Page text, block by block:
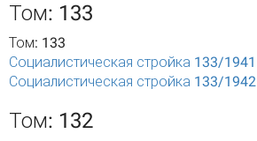
Том: 133
Том: 133
Социалистическая стройка 133/1941
Социалистическая стройка 133/1942
Том: 132